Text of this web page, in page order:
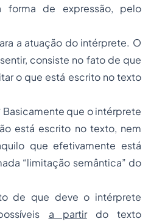
forma de expressão, pelo
a atuação do intérprete. O
consiste no fato de que
o que está escrito no texto
que o intérprete
está escrito no texto, nem
que efetivamente está
“limitação semântica” do
de que deve o intérprete
a partirdo texto